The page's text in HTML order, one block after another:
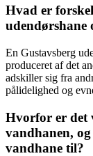
Hvad er
udendørshane
En Gustavsberg
produceret af det
adskiller sig fra
pålidelighed og
Hvorfor er det
vandhanen,
vandhane til?